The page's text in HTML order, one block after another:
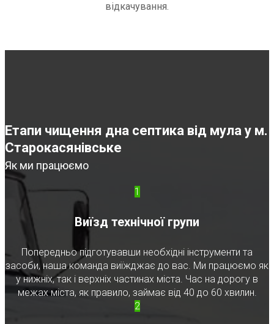
відкачування.
Етапи чищення дна септика від мула у м.
Старокасянівське
Як ми працюємо
1
Виїзд технічної групи
Попередньо підготувавши необхідні інструменти та
засоби, наша команда виїжджає до вас. Ми працюємо як
у нижніх, так і верхніх частинах міста. Час на дорогу в
межах міста, як правило, займає від 40 до 60 хвилин.
2